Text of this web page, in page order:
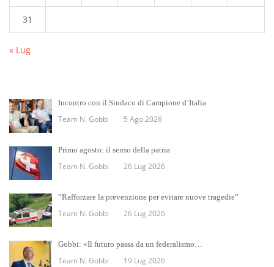
31
« Lug
Incontro con il Sindaco di Campione d’Italia
Team N. Gobbi 5 Ago 2026
Primo agosto: il senso della patria
Team N. Gobbi 26 Lug 2026
“Rafforzare la prevenzione per evitare nuove tragedie”
Team N. Gobbi 26 Lug 2026
Gobbi: «Il futuro passa da un federalismo…
Team N. Gobbi 19 Lug 2026